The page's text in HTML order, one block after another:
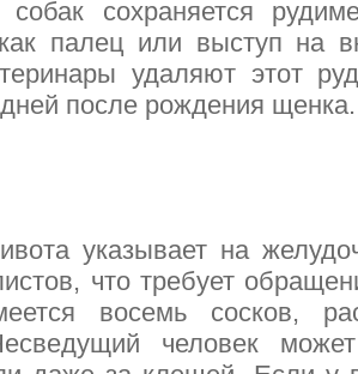
собак сохраняется
палец или выступ на
удаляют этот
после рождения щенка.
указывает на
что требует
восемь сосков,
человек